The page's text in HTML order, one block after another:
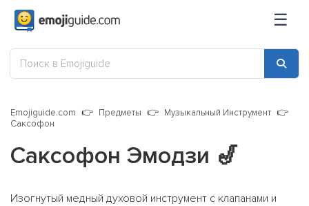
☰
Emojiguide.com Предметы
Музыкальный Инструмент
Саксофон
Саксофон Эмодзи 🎷
Изогнутый медный духовой инструмент с клапанами и